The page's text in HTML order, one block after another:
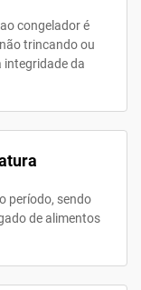
congelador é
trincando ou
da
período, sendo
de alimentos